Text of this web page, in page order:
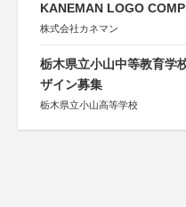
KANEMAN LOGO
株式会社カネマン
栃木県立小山中等教育学
ザイン募集
栃木県立小山高等学校